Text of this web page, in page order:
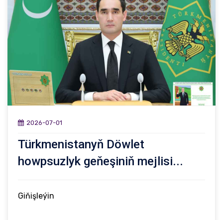
2026-07-01
Türkmenistanyň Döwlet
howpsuzlyk geňeşiniň mejlisi...
Giňişleýin